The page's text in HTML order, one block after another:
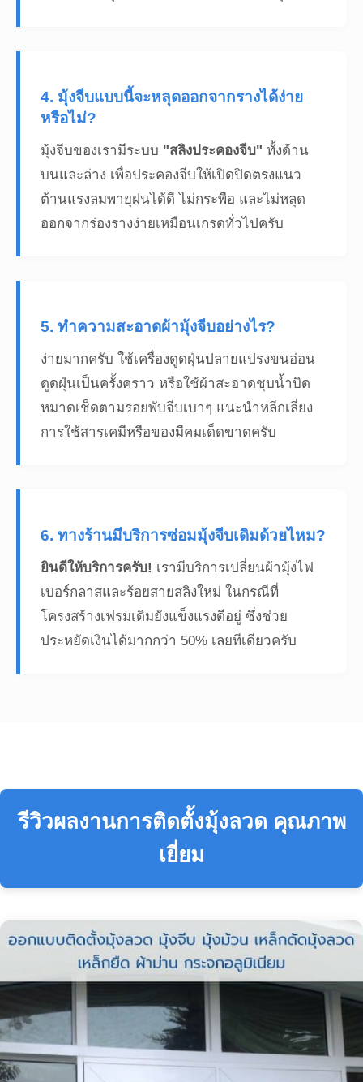
4. มุ้งจีบแบบนี้จะหลุดออกจากรางได้ง่าย
หรือไม่?
มุ้งจีบของเรามีระบบ "สลิงประคองจีบ" ทั้งด้าน
บนและล่าง เพื่อประคองจีบให้เปิดปิดตรงแนว
ต้านแรงลมพายุฝนได้ดี ไม่กระพือ และไม่หลุด
ออกจากร่องรางง่ายเหมือนเกรดทั่วไปครับ
5. ทำความสะอาดผ้ามุ้งจีบอย่างไร?
ง่ายมากครับ ใช้เครื่องดูดฝุ่นปลายแปรงขนอ่อน
ดูดฝุ่นเป็นครั้งคราว หรือใช้ผ้าสะอาดชุบน้ำบิด
หมาดเช็ดตามรอยพับจีบเบาๆ แนะนำหลีกเลี่ยง
การใช้สารเคมีหรือของมีคมเด็ดขาดครับ
6. ทางร้านมีบริการซ่อมมุ้งจีบเดิมด้วยไหม?
ยินดีให้บริการครับ! เรามีบริการเปลี่ยนผ้ามุ้งไฟ
เบอร์กลาสและร้อยสายสลิงใหม่ ในกรณีที่
โครงสร้างเฟรมเดิมยังแข็งแรงดีอยู่ ซึ่งช่วย
ประหยัดเงินได้มากกว่า 50% เลยทีเดียวครับ
รีวิวผลงานการติดตั้งมุ้งลวด คุณภาพ
เยี่ยม